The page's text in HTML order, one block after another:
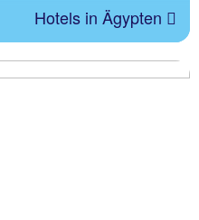
Hotels in Ägypten